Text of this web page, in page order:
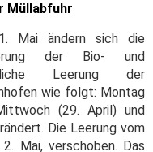
Müllabfuhr
Mai ändern sich die
der Bio- und
Leerung der
wie folgt: Montag
(29. April) und
Die Leerung vom
Mai, verschoben. Das